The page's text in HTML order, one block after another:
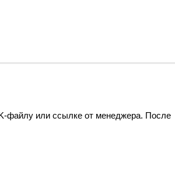
файлу или ссылке от менеджера. После